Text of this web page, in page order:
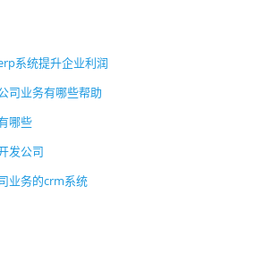
系统提升企业利润
司业务有哪些帮助
哪些
发公司
业务的crm系统